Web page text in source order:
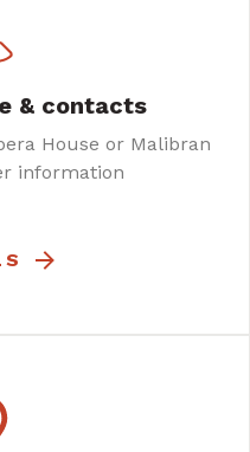
& contacts
House or Malibran
information